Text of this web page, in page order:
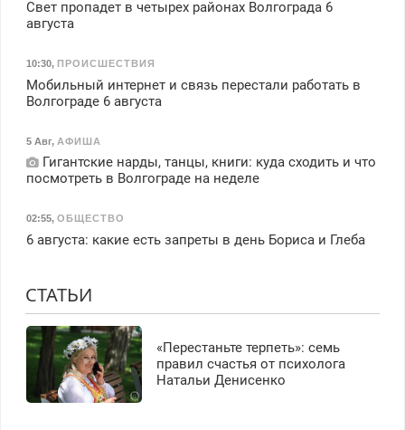
Свет пропадет в четырех районах Волгограда 6
августа
10:30, ПРОИСШЕСТВИЯ
Мобильный интернет и связь перестали работать в
Волгограде 6 августа
5 Авг, АФИША
Гигантские нарды, танцы, книги: куда сходить и что
посмотреть в Волгограде на неделе
02:55, ОБЩЕСТВО
6 августа: какие есть запреты в день Бориса и Глеба
СТАТЬИ
«Перестаньте терпеть»: семь
правил счастья от психолога
Натальи Денисенко